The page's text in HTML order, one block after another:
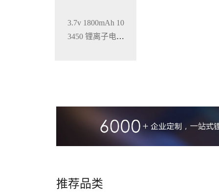
3.7v 1800mAh 10
3450 锂离子电池
推荐品类